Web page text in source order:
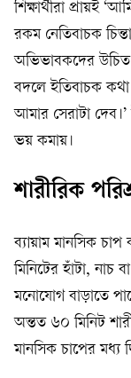
শিক্ষার্থীরা প্রায়ই
রকম নেতিবাচক
অভিভাবকদের
বদলে ইতিবাচক কথা
আমার সেরাটা
ভয় কমায়।
শারীরিক
ব্যায়াম মানসিক
মিনিটের হাঁটা,
মনোযোগ বাড়াতে
অন্তত ৬০ মিনিট
মানসিক চাপের মধ্য